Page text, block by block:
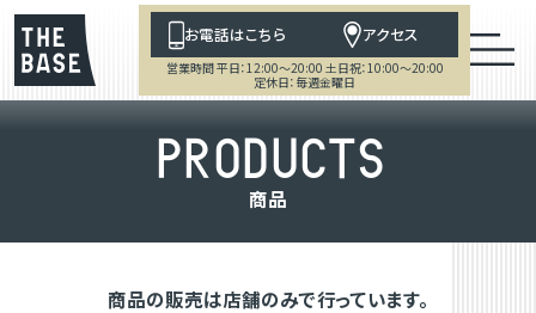
お電話はこちら アクセス
営業時間 平日：12:00～20:00 土日祝：10:00～20:00
定休日：毎週金曜日
PRODUCTS
商品
商品の販売は店舗のみで行っています。